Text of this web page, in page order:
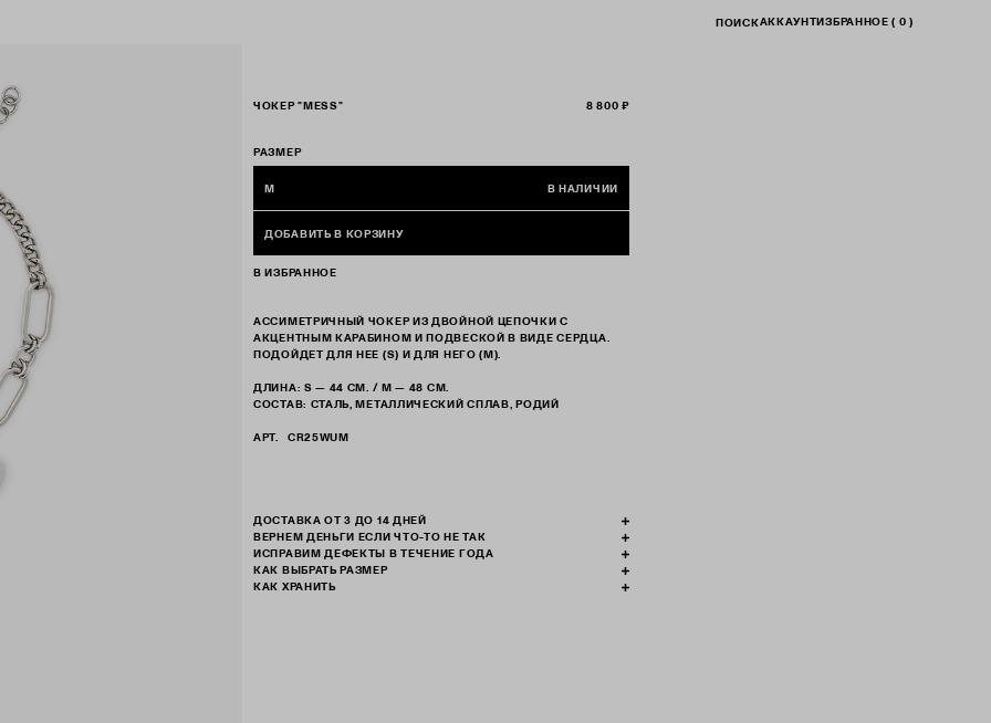
ПОИСКАККАУНТИЗБРАННОЕ ( 0 )
ЧОКЕР "MESS" 8 800 ₽
РАЗМЕР
M В НАЛИЧИИ
ДОБАВИТЬ В КОРЗИНУ
В ИЗБРАННОЕ
АССИМЕТРИЧНЫЙ ЧОКЕР ИЗ ДВОЙНОЙ ЦЕПОЧКИ С
АКЦЕНТНЫМ КАРАБИНОМ И ПОДВЕСКОЙ В ВИДЕ СЕРДЦА.
ПОДОЙДЕТ ДЛЯ НЕЕ (S) И ДЛЯ НЕГО (M).
ДЛИНА: S — 44 СМ. / M — 48 СМ.
СОСТАВ: СТАЛЬ, МЕТАЛЛИЧЕСКИЙ СПЛАВ, РОДИЙ
АРТ. CR25WUM
ДОСТАВКА ОТ 3 ДО 14 ДНЕЙ
ВЕРНЕМ ДЕНЬГИ ЕСЛИ ЧТО-ТО НЕ ТАК
ИСПРАВИМ ДЕФЕКТЫ В ТЕЧЕНИЕ ГОДА
КАК ВЫБРАТЬ РАЗМЕР
КАК ХРАНИТЬ